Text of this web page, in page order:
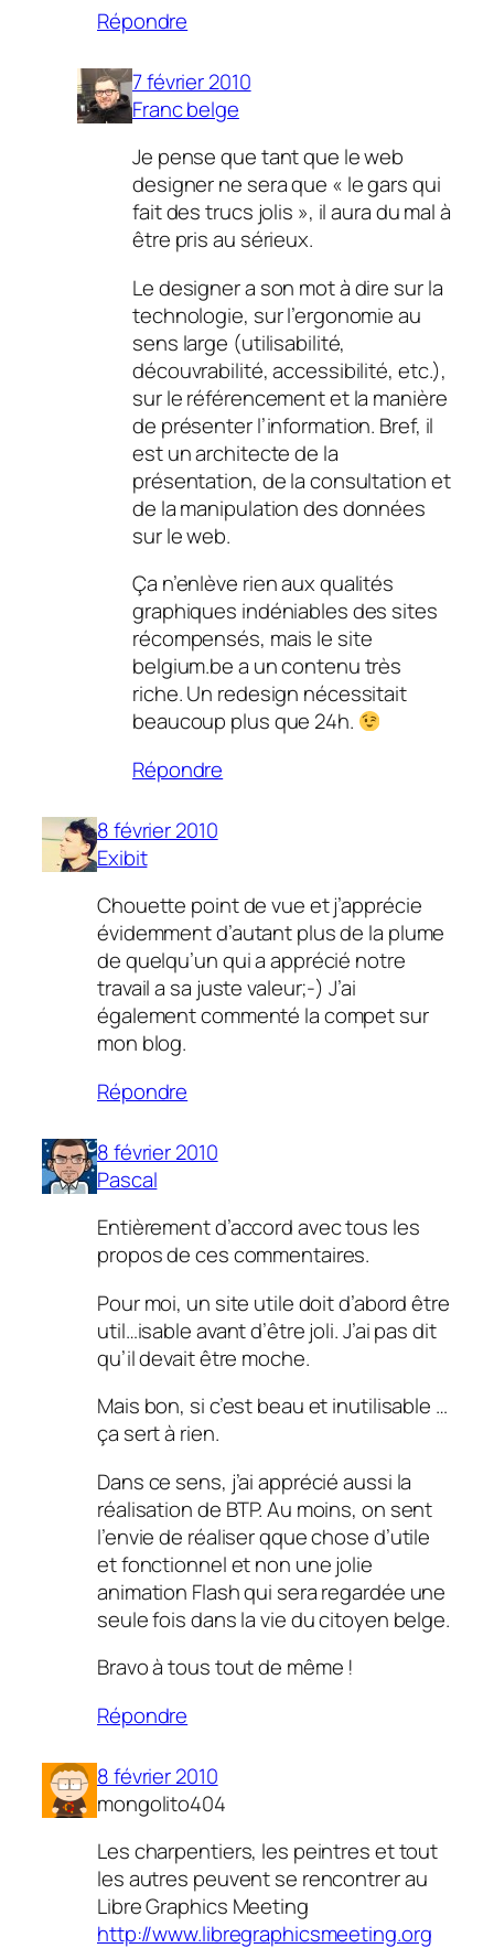
Répondre
7 février 2010
Franc belge
Je pense que tant que le web
designer ne sera que « le gars qui
fait des trucs jolis », il aura du mal à
être pris au sérieux.
Le designer a son mot à dire sur la
technologie, sur l’ergonomie au
sens large (utilisabilité,
découvrabilité, accessibilité, etc.),
sur le référencement et la manière
de présenter l’information. Bref, il
est un architecte de la
présentation, de la consultation et
de la manipulation des données
sur le web.
Ça n’enlève rien aux qualités
graphiques indéniables des sites
récompensés, mais le site
belgium.be a un contenu très
riche. Un redesign nécessitait
beaucoup plus que 24h.
Répondre
8 février 2010
Exibit
Chouette point de vue et j’apprécie
évidemment d’autant plus de la plume
de quelqu’un qui a apprécié notre
travail a sa juste valeur;-) J’ai
également commenté la compet sur
mon blog.
Répondre
8 février 2010
Pascal
Entièrement d’accord avec tous les
propos de ces commentaires.
Pour moi, un site utile doit d’abord être
util…isable avant d’être joli. J’ai pas dit
qu’il devait être moche.
Mais bon, si c’est beau et inutilisable …
ça sert à rien.
Dans ce sens, j’ai apprécié aussi la
réalisation de BTP. Au moins, on sent
l’envie de réaliser qque chose d’utile
et fonctionnel et non une jolie
animation Flash qui sera regardée une
seule fois dans la vie du citoyen belge.
Bravo à tous tout de même !
Répondre
8 février 2010
mongolito404
Les charpentiers, les peintres et tout
les autres peuvent se rencontrer au
Libre Graphics Meeting
http://www.libregraphicsmeeting.org